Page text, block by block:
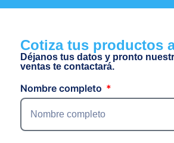
Cotiza tus productos
Déjanos tus datos y pronto
ventas te contactará.
Nombre completo